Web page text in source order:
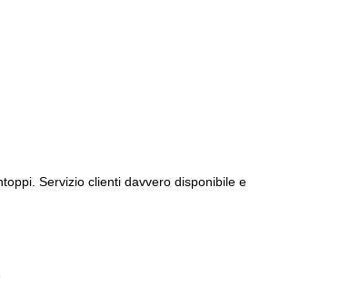
Servizio clienti davvero disponibile e